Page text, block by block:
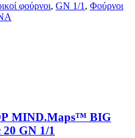
φούρνοι, GN 1/1, Φούρνοι
MIND.Maps™ BIG
GN 1/1